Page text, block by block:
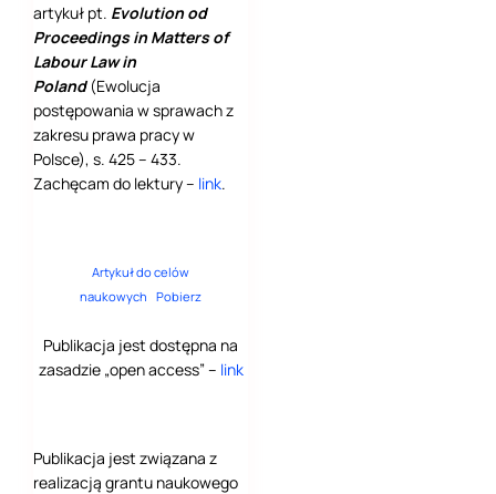
artykuł pt. Evolution od
Proceedings in Matters of
Labour Law in
Poland(Ewolucja
postępowania w sprawach z
zakresu prawa pracy w
Polsce), s. 425 – 433.
Zachęcam do lektury – link.
Artykuł do celów
naukowych
Pobierz
Publikacja jest dostępna na
zasadzie „open access” – link
Publikacja jest związana z
realizacją grantu naukowego